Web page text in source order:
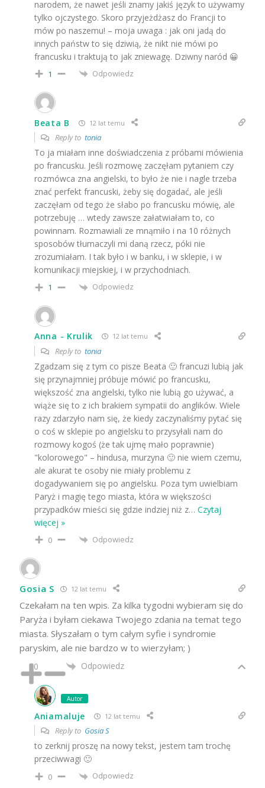
narodem, że nawet jeśli znamy jakiś język to używamy
tylko ojczystego. Skoro przyjeżdżasz do Francji to
mów po naszemu! – moja uwaga : jak oni jadą do
innych państw to się dziwią, że nikt nie mówi po
francusku i traktują to jak zniewagę. Dziwny naród 😀
1 Odpowiedz
Beata B 12 lat temu
Reply to tonia
To ja miałam inne doświadczenia z próbami mówienia
po francusku. Jeśli rozmowę zaczęłam pytaniem czy
rozmówca zna angielski, to było że nie i nagle trzeba
znać perfekt francuski, żeby się dogadać, ale jeśli
zaczęłam od tego że słabo po francusku mówię, ale
potrzebuję … wtedy zawsze załatwiałam to, co
powinnam. Rozmawiali ze mnąmiło i na 10 różnych
sposobów tłumaczyli mi daną rzecz, póki nie
zrozumiałam. I tak było i w banku, i w sklepie, i w
komunikacji miejskiej, i w przychodniach.
1 Odpowiedz
Anna - Krulik 12 lat temu
Reply to tonia
Zgadzam się z tym co pisze Beata 🙂 francuzi lubią jak
się przynajmniej próbuje mówić po francusku,
większość zna angielski, tylko nie lubią go używać, a
wiąże się to z ich brakiem sympatii do anglików. Wiele
razy zdarzyło nam się, że kiedy zaczynaliśmy pytać się
o coś w sklepie po angielsku to przysyłali nam do
rozmowy kogoś (że tak ujmę mało poprawnie)
"kolorowego" – hindusa, murzyna 🙂 nie wiem czemu,
ale akurat te osoby nie miały problemu z
dogadywaniem się po angielsku. Poza tym uwielbiam
Paryż i magię tego miasta, która w większości
przypadków mieści się gdzie indziej niż z… Czytaj
więcej »
0 Odpowiedz
Gosia S 12 lat temu
Czekałam na ten wpis. Za kilka tygodni wybieram się do
Paryża i byłam ciekawa Twojego zdania na temat tego
miasta. Słyszałam o tym całym syfie i syndromie
paryskim, ale nie bardzo w to wierzyłam; )
0 Odpowiedz
Autor
Aniamaluje 12 lat temu
Reply to Gosia S
to zerknij proszę na nowy tekst, jestem tam trochę
przeciwwagi 🙂
0 Odpowiedz